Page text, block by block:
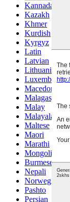
Kannada
Kazakh
Khmer
Kurdish
Kyrgyz
Latin
Latvian
Lithuanian
Luxembou..
Macedonian
Malagasy
Malay
Malayalam
Maltese
Maori
Marathi
Mongolian
Burmese
Nepali
Norwegian
Pashto
Persian